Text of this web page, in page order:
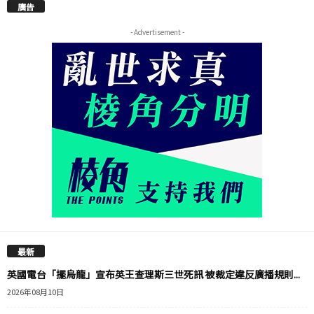
廣告
- Advertisement -
最新
英國電台「擺烏龍」宣布英王查理斯三世死訊 被裁定違反廣播規則...
2026年08月10日